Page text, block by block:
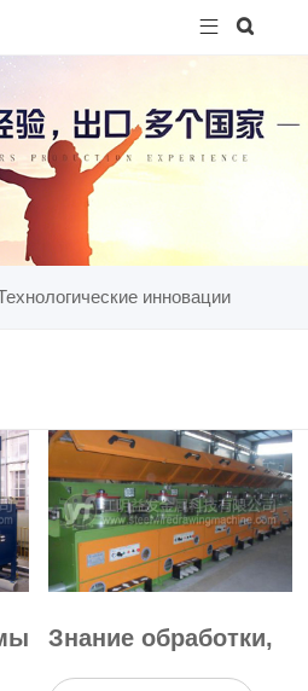
 
инновации
Знание обработки,